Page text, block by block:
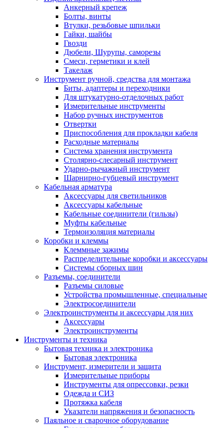
Анкерный крепеж
Болты, винты
Втулки, резьбовые шпильки
Гайки, шайбы
Гвозди
Дюбели, Шурупы, саморезы
Смеси, герметики и клей
Такелаж
Инструмент ручной, средства для монтажа
Биты, адаптеры и переходники
Для штукатурно-отделочных работ
Измерительные инструменты
Набор ручных инструментов
Отвертки
Приспособления для прокладки кабеля
Расходные материалы
Система хранения инструмента
Столярно-слесарный инструмент
Ударно-рычажный инструмент
Шарнирно-губцевый инструмент
Кабельная арматура
Аксессуары для светильников
Аксессуары кабельные
Кабельные соединители (гильзы)
Муфты кабельные
Термоизоляция материалы
Коробки и клеммы
Клеммные зажимы
Распределительные коробки и аксессуары
Системы сборных шин
Разъемы, соединители
Разъемы силовые
Устройства промышленные, специальные
Электросоединители
Электроинструменты и аксессуары для них
Аксессуары
Электроинструменты
Инструменты и техника
Бытовая техника и электроника
Бытовая электроника
Инструмент, измерители и защита
Измерительные приборы
Инструменты для опрессовки, резки
Одежда и СИЗ
Протяжка кабеля
Указатели напряжения и безопасность
Паяльное и сварочное оборудование